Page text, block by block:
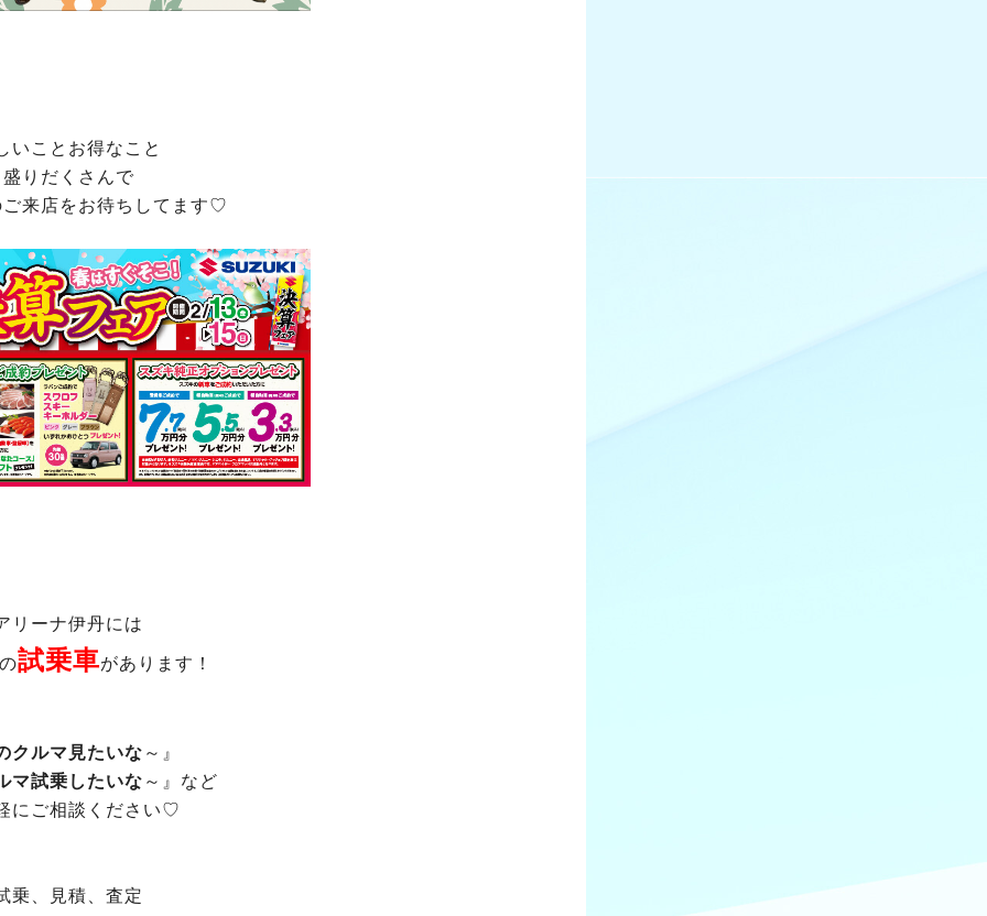
いことお得なこと
盛りだくさんで
来店をお待ちしてます♡
リーナ伊丹には
試乗車があります！
クルマ見たいな ～』
マ試乗したいな ～』など
にご相談ください♡
乗、見積、査定